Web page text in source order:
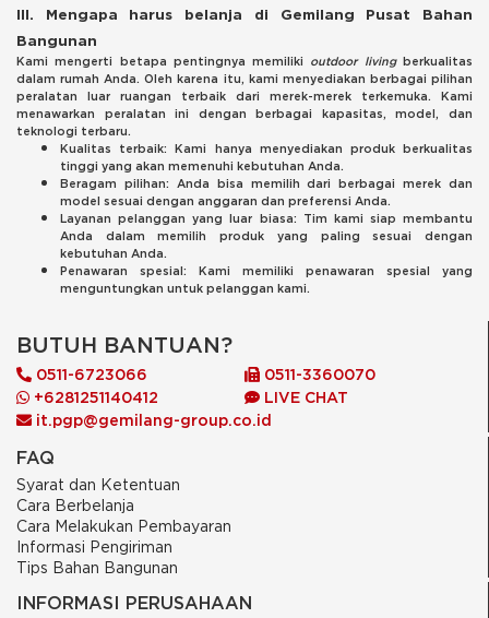
III. Mengapa harus belanja di Gemilang Pusat Bahan
Bangunan
Kami mengerti betapa pentingnya memiliki outdoor livingberkualitas
dalam rumah Anda. Oleh karena itu, kami menyediakan berbagai pilihan
peralatan luar ruangan terbaik dari merek-merek terkemuka. Kami
menawarkan peralatan ini dengan berbagai kapasitas, model, dan
teknologi terbaru.
Kualitas terbaik: Kami hanya menyediakan produk berkualitas
tinggi yang akan memenuhi kebutuhan Anda.
Beragam pilihan: Anda bisa memilih dari berbagai merek dan
model sesuai dengan anggaran dan preferensi Anda.
Layanan pelanggan yang luar biasa: Tim kami siap membantu
Anda dalam memilih produk yang paling sesuai dengan
kebutuhan Anda.
Penawaran spesial: Kami memiliki penawaran spesial yang
menguntungkan untuk pelanggan kami.
BUTUH BANTUAN?
0511-6723066
0511-3360070
+6281251140412
LIVE CHAT
it.pgp@gemilang-group.co.id
FAQ
Syarat dan Ketentuan
Cara Berbelanja
Cara Melakukan Pembayaran
Informasi Pengiriman
Tips Bahan Bangunan
INFORMASI PERUSAHAAN